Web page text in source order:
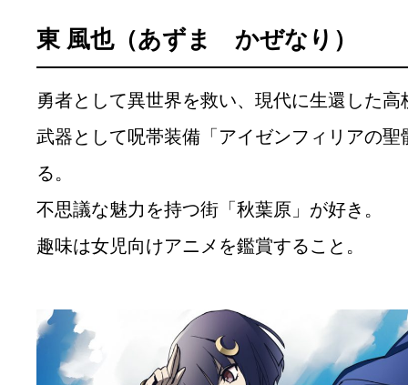
東 風也（あずま かぜなり）
勇者として異世界を救い、現代に生還した高
武器として呪帯装備「アイゼンフィリアの聖
る。
不思議な魅力を持つ街「秋葉原」が好き。
趣味は女児向けアニメを鑑賞すること。